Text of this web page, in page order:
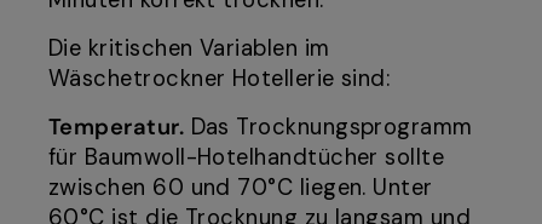
Die kritischen Variablen im
Wäschetrockner Hotellerie sind:
Temperatur. Das Trocknungsprogramm
für Baumwoll-Hotelhandtücher sollte
zwischen 60 und 70°C liegen. Unter
60°C ist die Trocknung zu langsam und